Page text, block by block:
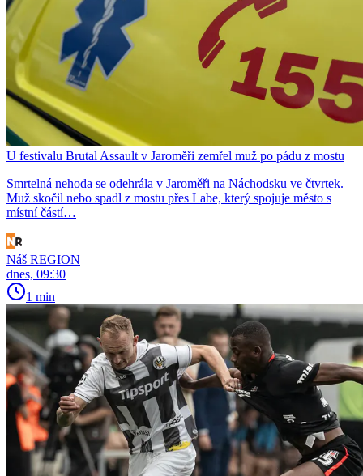
U festivalu Brutal Assault v Jaroměři zemřel muž po pádu z mostu
Smrtelná nehoda se odehrála v Jaroměři na Náchodsku ve čtvrtek.
Muž skočil nebo spadl z mostu přes Labe, který spojuje město s
místní částí…
Náš REGION
dnes, 09:30
1 min